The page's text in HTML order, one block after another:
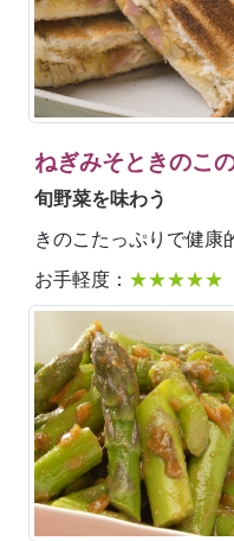
ねぎみそときのこ
旬野菜を味わう
きのこたっぷりで健康
お手軽度： ★★★★★